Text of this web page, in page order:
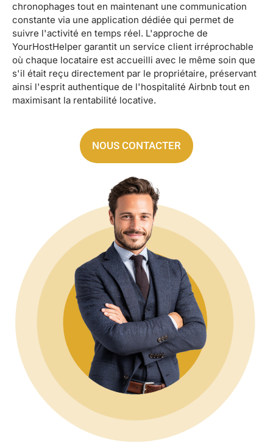
chronophages tout en maintenant une communication
constante via une application dédiée qui permet de
suivre l'activité en temps réel. L'approche de
YourHostHelper garantit un service client irréprochable
où chaque locataire est accueilli avec le même soin que
s'il était reçu directement par le propriétaire, préservant
ainsi l'esprit authentique de l'hospitalité Airbnb tout en
maximisant la rentabilité locative.
NOUS CONTACTER